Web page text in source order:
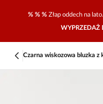
% % % Złap oddech na lato.
WYPRZEDAŻ
Czarna wiskozowa bluzka z